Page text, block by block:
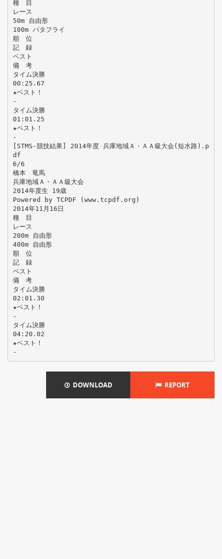
種 目
レース
50m 自由形
100m バタフライ
順 位
記 録
ベスト
備 考
タイム決勝
00:25.67
★ベスト！
-
タイム決勝
01:01.25
★ベスト！
-
[STMS-競技結果] 2014年度 兵庫地域Ａ・ＡＡ級大会(短水路).p
df
6/6
橋本 竜馬
兵庫地域Ａ・ＡＡ級大会
2014年度生 19歳
Powered by TCPDF (www.tcpdf.org)
2014年11月16日
種 目
レース
200m 自由形
400m 自由形
順 位
記 録
ベスト
備 考
タイム決勝
02:01.30
★ベスト！
-
タイム決勝
04:20.02
★ベスト！
DOWNLOAD REPORT